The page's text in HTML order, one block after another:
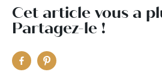
Cet article vous a
Partagez-le !